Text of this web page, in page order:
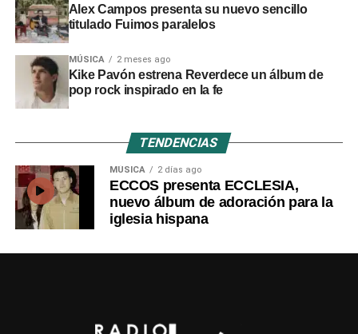
Alex Campos presenta su nuevo sencillo
titulado Fuimos paralelos
MÚSICA 2 meses ago
Kike Pavón estrena Reverdece un álbum de
pop rock inspirado en la fe
TENDENCIAS
MÚSICA 2 días ago
ECCOS presenta ECCLESIA,
nuevo álbum de adoración para la
iglesia hispana